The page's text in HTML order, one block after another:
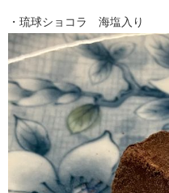
・琉球ショコラ 海塩入り